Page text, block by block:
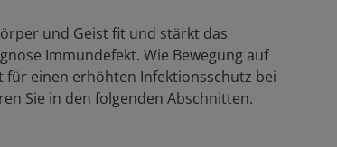
und Geist fit und stärkt das
Immundefekt. Wie Bewegung auf
für einen erhöhten Infektionsschutz bei
Sie in den folgenden Abschnitten.